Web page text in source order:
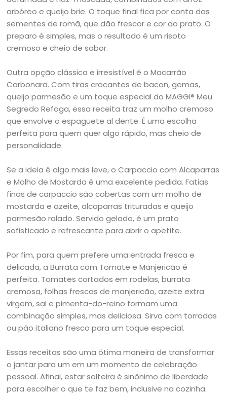
arbóreo e queijo brie. O toque final fica por conta das
sementes de romã, que dão frescor e cor ao prato. O
preparo é simples, mas o resultado é um risoto
cremoso e cheio de sabor.
Outra opção clássica e irresistível é o Macarrão
Carbonara. Com tiras crocantes de bacon, gemas,
queijo parmesão e um toque especial do MAGGI® Meu
Segredo Refoga, essa receita traz um molho cremoso
que envolve o espaguete al dente. É uma escolha
perfeita para quem quer algo rápido, mas cheio de
personalidade.
Se a ideia é algo mais leve, o Carpaccio com Alcaparras
e Molho de Mostarda é uma excelente pedida. Fatias
finas de carpaccio são cobertas com um molho de
mostarda e azeite, alcaparras trituradas e queijo
parmesão ralado. Servido gelado, é um prato
sofisticado e refrescante para abrir o apetite.
Por fim, para quem prefere uma entrada fresca e
delicada, a Burrata com Tomate e Manjericão é
perfeita. Tomates cortados em rodelas, burrata
cremosa, folhas frescas de manjericão, azeite extra
virgem, sal e pimenta-do-reino formam uma
combinação simples, mas deliciosa. Sirva com torradas
ou pão italiano fresco para um toque especial.
Essas receitas são uma ótima maneira de transformar
o jantar para um em um momento de celebração
pessoal. Afinal, estar solteira é sinônimo de liberdade
para escolher o que te faz bem, inclusive na cozinha.